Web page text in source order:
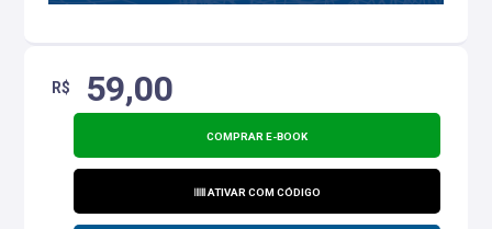
R$ 59,00
COMPRAR E-BOOK
ATIVAR COM CÓDIGO